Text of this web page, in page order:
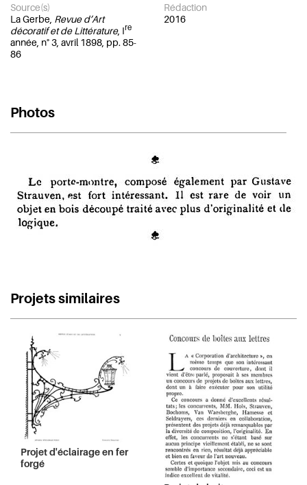
Source(s)
La Gerbe, Revue d’Art
décoratif et de Littérature, Ire
année, n° 3, avril 1898, pp. 85-
86
Rédaction
2016
Photos
Projets similaires
Projet d'éclairage en fer
forgé